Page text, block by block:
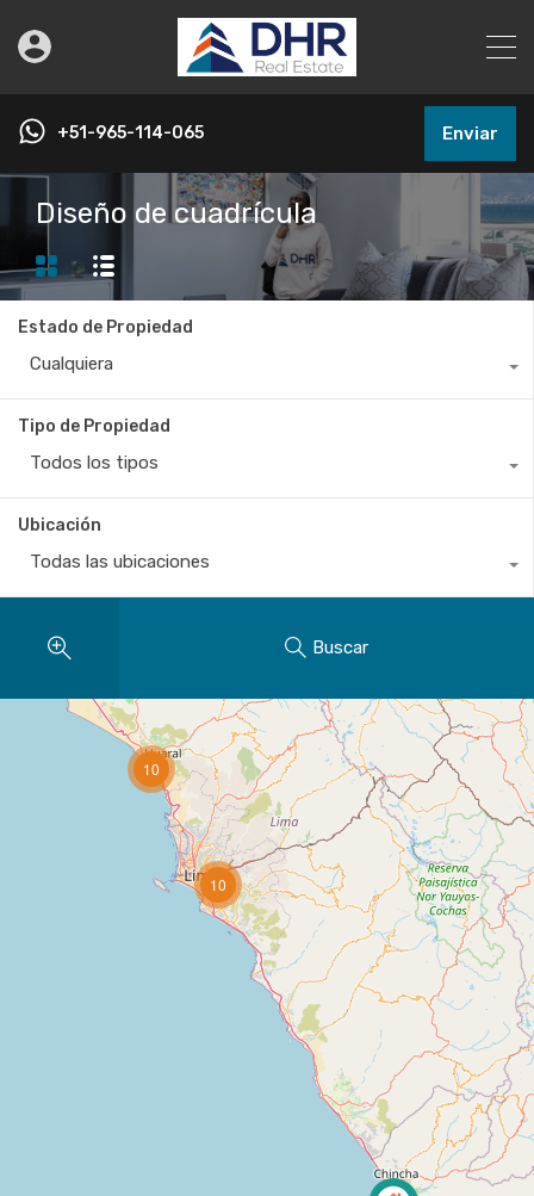
+51-965-114-065 Enviar
Diseño de cuadrícula
Estado de Propiedad
Cualquiera
Tipo de Propiedad
Todos los tipos
Ubicación
Todas las ubicaciones
Buscar
10
10